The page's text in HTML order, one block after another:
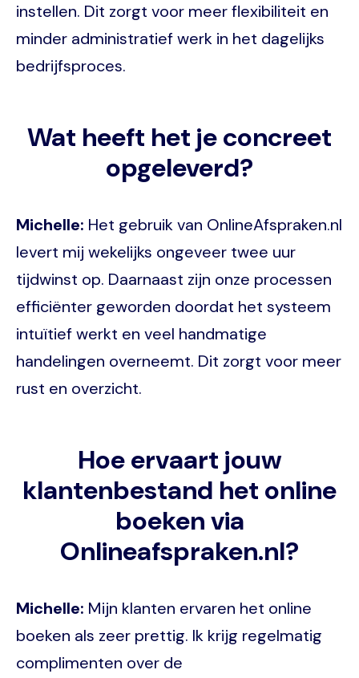
instellen. Dit zorgt voor meer flexibiliteit en
minder administratief werk in het dagelijks
bedrijfsproces.
Wat heeft het je concreet
opgeleverd?
Michelle: Het gebruik van OnlineAfspraken.nl
levert mij wekelijks ongeveer twee uur
tijdwinst op. Daarnaast zijn onze processen
efficiënter geworden doordat het systeem
intuïtief werkt en veel handmatige
handelingen overneemt. Dit zorgt voor meer
rust en overzicht.
Hoe ervaart jouw
klantenbestand het online
boeken via
Onlineafspraken.nl?
Michelle: Mijn klanten ervaren het online
boeken als zeer prettig. Ik krijg regelmatig
complimenten over de